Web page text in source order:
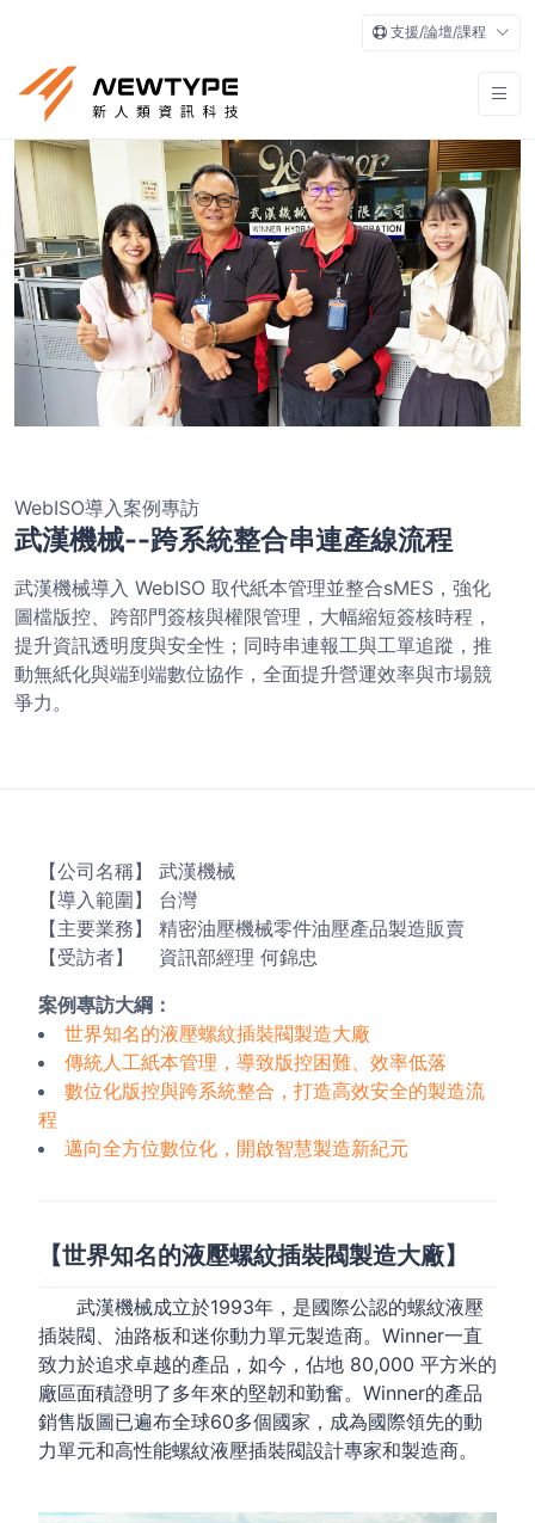
支援/論壇/課程
WebISO導入案例專訪
武漢機械--跨系統整合串連產線流程
武漢機械導入 WebISO 取代紙本管理並整合sMES，強化
圖檔版控、跨部門簽核與權限管理，大幅縮短簽核時程，
提升資訊透明度與安全性；同時串連報工與工單追蹤，推
動無紙化與端到端數位協作，全面提升營運效率與市場競
爭力。
【公司名稱】 武漢機械
【導入範圍】 台灣
【主要業務】 精密油壓機械零件油壓產品製造販賣
【受訪者】 資訊部經理 何錦忠
案例專訪大綱：
世界知名的液壓螺紋插裝閥製造大廠
傳統人工紙本管理，導致版控困難、效率低落
數位化版控與跨系統整合，打造高效安全的製造流
程
邁向全方位數位化，開啟智慧製造新紀元
【世界知名的液壓螺紋插裝閥製造大廠】
武漢機械成立於1993年，是國際公認的螺紋液壓
插裝閥、油路板和迷你動力單元製造商。Winner一直
致力於追求卓越的產品，如今，佔地 80,000 平方米的
廠區面積證明了多年來的堅韌和勤奮。Winner的產品
銷售版圖已遍布全球60多個國家，成為國際領先的動
力單元和高性能螺紋液壓插裝閥設計專家和製造商。